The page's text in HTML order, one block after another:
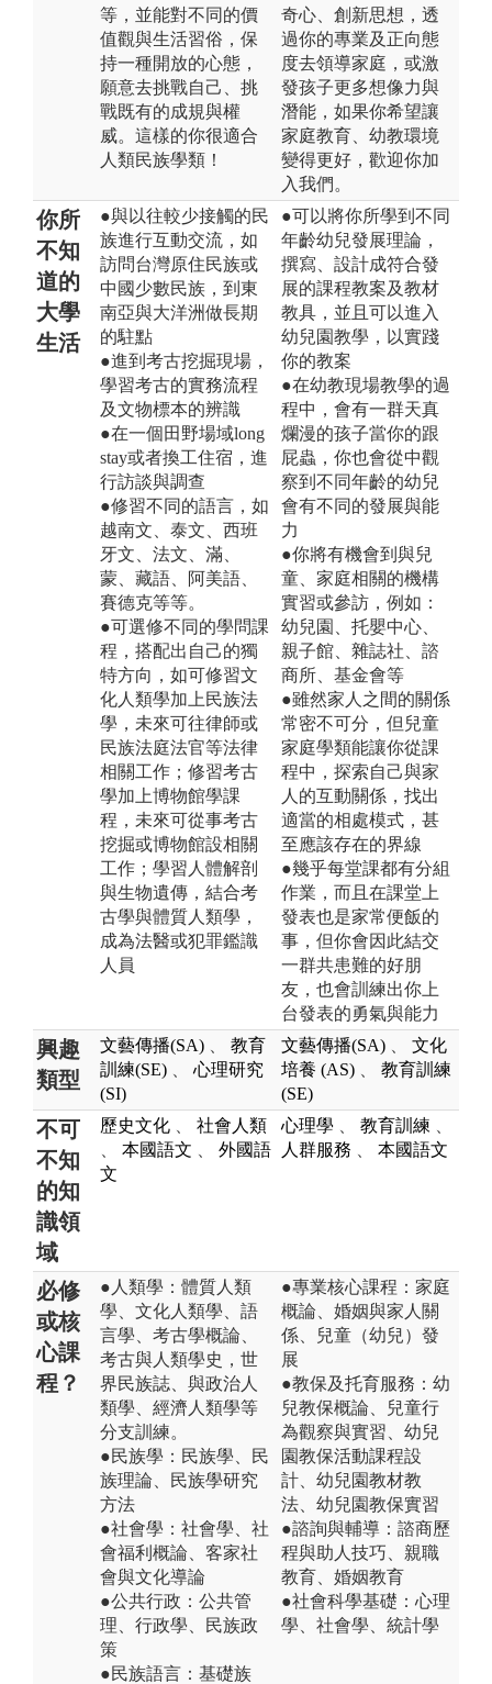
等，並能對不同的價
值觀與生活習俗，保
持一種開放的心態，
願意去挑戰自己、挑
戰既有的成規與權
威。這樣的你很適合
人類民族學類！
奇心、創新思想，透
過你的專業及正向態
度去領導家庭，或激
發孩子更多想像力與
潛能，如果你希望讓
家庭教育、幼教環境
變得更好，歡迎你加
入我們。
你所
不知
道的
大學
生活
●與以往較少接觸的民
族進行互動交流，如
訪問台灣原住民族或
中國少數民族，到東
南亞與大洋洲做長期
的駐點
●進到考古挖掘現場，
學習考古的實務流程
及文物標本的辨識
●在一個田野場域long
stay或者換工住宿，進
行訪談與調查
●修習不同的語言，如
越南文、泰文、西班
牙文、法文、滿、
蒙、藏語、阿美語、
賽德克等等。
●可選修不同的學問課
程，搭配出自己的獨
特方向，如可修習文
化人類學加上民族法
學，未來可往律師或
民族法庭法官等法律
相關工作；修習考古
學加上博物館學課
程，未來可從事考古
挖掘或博物館設相關
工作；學習人體解剖
與生物遺傳，結合考
古學與體質人類學，
成為法醫或犯罪鑑識
人員
●可以將你所學到不同
年齡幼兒發展理論，
撰寫、設計成符合發
展的課程教案及教材
教具，並且可以進入
幼兒園教學，以實踐
你的教案
●在幼教現場教學的過
程中，會有一群天真
爛漫的孩子當你的跟
屁蟲，你也會從中觀
察到不同年齡的幼兒
會有不同的發展與能
力
●你將有機會到與兒
童、家庭相關的機構
實習或參訪，例如：
幼兒園、托嬰中心、
親子館、雜誌社、諮
商所、基金會等
●雖然家人之間的關係
常密不可分，但兒童
家庭學類能讓你從課
程中，探索自己與家
人的互動關係，找出
適當的相處模式，甚
至應該存在的界線
●幾乎每堂課都有分組
作業，而且在課堂上
發表也是家常便飯的
事，但你會因此結交
一群共患難的好朋
友，也會訓練出你上
台發表的勇氣與能力
興趣
類型
文藝傳播(SA)
教育
訓練(SE)
心理研究
(SI)
文藝傳播(SA)
文化
培養 (AS)
教育訓練
(SE)
不可
不知
的知
識領
域
歷史文化
社會人類
本國語文
外國語
文
心理學 教育訓練
人群服務
本國語文
必修
或核
心課
程？
●人類學：體質人類
學、文化人類學、語
言學、考古學概論、
考古與人類學史，世
界民族誌、與政治人
類學、經濟人類學等
分支訓練。
●民族學：民族學、民
族理論、民族學研究
方法
●社會學：社會學、社
會福利概論、客家社
會與文化導論
●公共行政：公共管
理、行政學、民族政
策
●民族語言：基礎族
●專業核心課程：家庭
概論、婚姻與家人關
係、兒童（幼兒）發
展
●教保及托育服務：幼
兒教保概論、兒童行
為觀察與實習、幼兒
園教保活動課程設
計、幼兒園教材教
法、幼兒園教保實習
●諮詢與輔導：諮商歷
程與助人技巧、親職
教育、婚姻教育
●社會科學基礎：心理
學、社會學、統計學